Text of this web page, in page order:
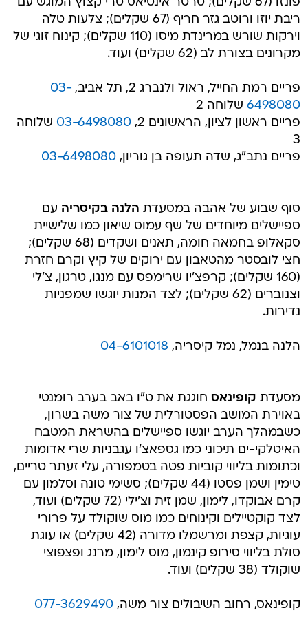
פונזו (67 שקלים); טרטר אינטיאס טרי קצוץ המוגש עם
ריבת יוזו ורוטב גזר חריף (67 שקלים); צלעות טלה
וירקות שורש במרינדת מיסו (110 שקלים); קינוח זוגי של
מקרונים בצורת לב (62 שקלים) ועוד.
פריים רמת החייל, ראול ולנברג 2, תל אביב,
03-
6498080 שלוחה 2
פריים ראשון לציון, הראשונים 2,
03-6498080 שלוחה
3
פריים נתב"ג, שדה תעופה בן גוריון,03-6498080
סוף שבוע של אהבה במסעדת הלנה בקיסריה עם
ספיישלים מיוחדים של שף עמוס שיאון כמו שלישיית
סקאלופ בחמאה חומה, תאנים ושקדים (68 שקלים);
חצי לובסטר מהטאבון עם ירוקים של קיץ וקרם חזרת
(160 שקלים); קרפצ'יו שרימפס עם מנגו, טרגון, צ'לי
וצנוברים (62 שקלים); לצד המנות יוגשו שמפניות
נדירות.
הלנה בנמל, נמל קיסריה, 04-6101018
מסעדת קופינאס חוגגת את ט"ו באב בערב רומנטי
באוירת המושב הפסטורלית של צור משה בשרון,
כשבמהלך הערב יוגשו ספיישלים בהשראת המטבח
האיטלקי-ים תיכוני כמו גספאצ'ו עגבניות שרי אדומות
וכתומות בליווי קוביות פטה בטמפורה, עלי זעתר טריים,
טימין ושמן פסטו (44 שקלים); סשימי טונה וסלמון עם
קרם אבוקדו, לימון, שמן זית וצ'ילי (72 שקלים) ועוד,
לצד קוקטיילים וקינוחים כמו מוס שוקולד על פרורי
עוגיות, קצפת ומרשמלו מדורה (42 שקלים) או עוגת
סולת בליווי סירופ קינמון, מוס לימון, מרנג ופצפוצי
שוקולד (38 שקלים) ועוד.
קופינאס, רחוב השיבולים צור משה,077-3629490